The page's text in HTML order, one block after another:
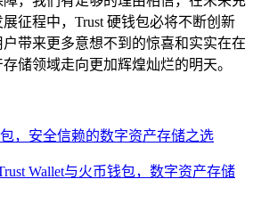
征程中，Trust 硬钱包必将不断创新
带来更多意想不到的惊喜和实实在在
储领域走向更加辉煌灿烂的明天。
，安全信赖的数字资产存储之选
Wallet与火币钱包，数字资产存储